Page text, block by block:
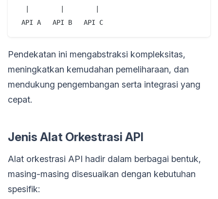
Pendekatan ini mengabstraksi kompleksitas,
meningkatkan kemudahan pemeliharaan, dan
mendukung pengembangan serta integrasi yang
cepat.
Jenis Alat Orkestrasi API
Alat orkestrasi API hadir dalam berbagai bentuk,
masing-masing disesuaikan dengan kebutuhan
spesifik: